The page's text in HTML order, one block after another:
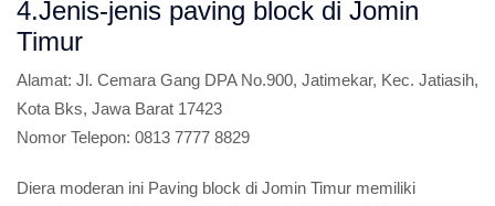
4.Jenis-jenis paving block di Jomin
Timur
Alamat: Jl. Cemara Gang DPA No.900, Jatimekar, Kec. Jatiasih,
Kota Bks, Jawa Barat 17423
Nomor Telepon: 0813 7777 8829
Diera moderan ini Paving block di Jomin Timur memiliki